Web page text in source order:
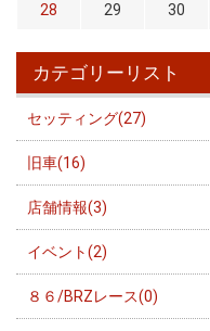
28 29 30
カテゴリーリスト
セッティング(27)
旧車(16)
店舗情報(3)
イベント(2)
８６/BRZレース(0)